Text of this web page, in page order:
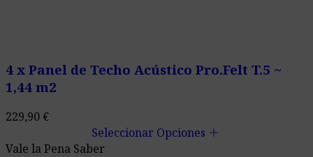
4 x Panel de Techo Acústico Pro.Felt T.5 ~
1,44 m2
229,90 €
Seleccionar Opciones add
Vale la Pena Saber